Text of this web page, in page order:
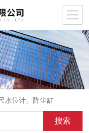
水位计、降尘缸